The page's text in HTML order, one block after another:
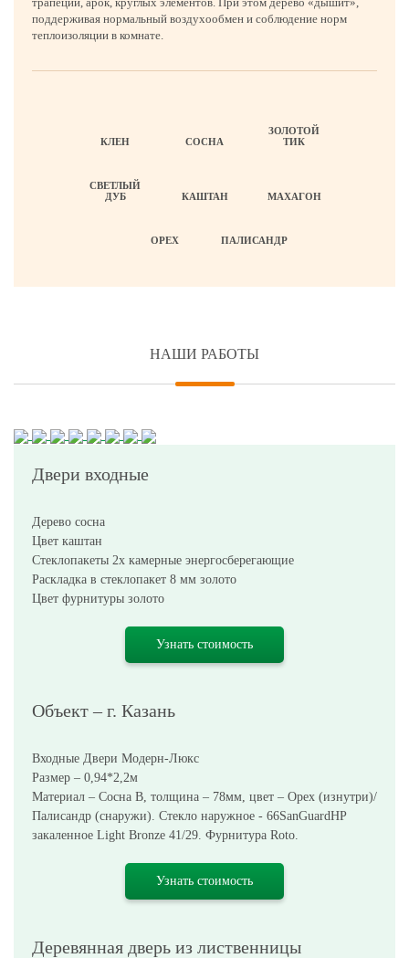
поддерживая нормальный воздухообмен и соблюдение норм
теплоизоляции в комнате.
КЛЕН СОСНА
ЗОЛОТОЙ
ТИК
СВЕТЛЫЙ
ДУБ
КАШТАН МАХАГОН
ОРЕХ ПАЛИСАНДР
НАШИ РАБОТЫ
Двери входные
Дерево сосна
Цвет каштан
Стеклопакеты 2х камерные энергосберегающие
Раскладка в стеклопакет 8 мм золото
Цвет фурнитуры золото
Узнать стоимость
Объект – г. Казань
Входные Двери Модерн-Люкс
Размер – 0,94*2,2м
Материал – Сосна В, толщина – 78мм, цвет – Орех (изнутри)/
Палисандр (снаружи). Стекло наружное - 66SanGuardHP
закаленное Light Bronze 41/29. Фурнитура Roto.
Узнать стоимость
Деревянная дверь из лиственницы